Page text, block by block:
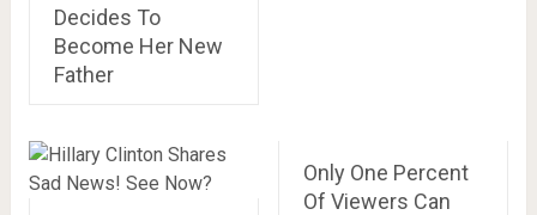
Decides To
Become Her New
Father
Only One Percent
Of Viewers Can